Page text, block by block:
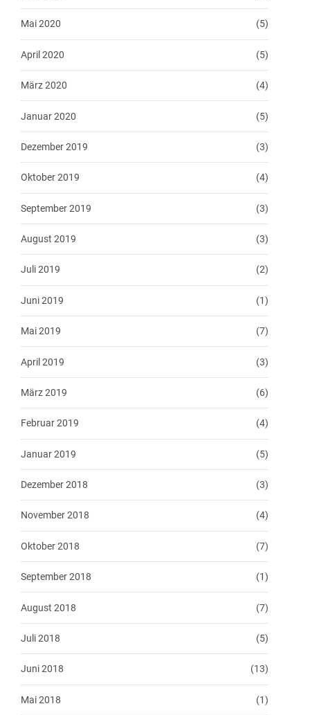
Mai 2020 (5)
April 2020 (5)
März 2020 (4)
Januar 2020 (5)
Dezember 2019 (3)
Oktober 2019 (4)
September 2019 (3)
August 2019 (3)
Juli 2019 (2)
Juni 2019 (1)
Mai 2019 (7)
April 2019 (3)
März 2019 (6)
Februar 2019 (4)
Januar 2019 (5)
Dezember 2018 (3)
November 2018 (4)
Oktober 2018 (7)
September 2018 (1)
August 2018 (7)
Juli 2018 (5)
Juni 2018 (13)
Mai 2018 (1)